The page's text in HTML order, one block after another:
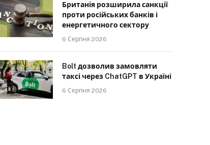
Британія розширила санкції
проти російських банків і
енергетичного сектору
6 Серпня 2026
Bolt дозволив замовляти
таксі через ChatGPT в Україні
6 Серпня 2026